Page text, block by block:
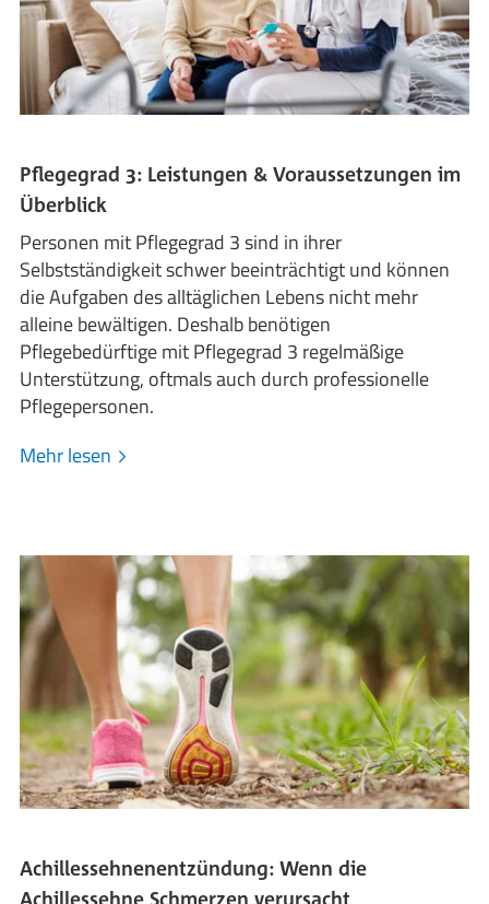
Pflegegrad 3: Leistungen & Voraussetzungen im
Überblick
Personen mit Pflegegrad 3 sind in ihrer
Selbstständigkeit schwer beeinträchtigt und können
die Aufgaben des alltäglichen Lebens nicht mehr
alleine bewältigen. Deshalb benötigen
Pflegebedürftige mit Pflegegrad 3 regelmäßige
Unterstützung, oftmals auch durch professionelle
Pflegepersonen.
Mehr lesen
Achillessehnenentzündung: Wenn die
Achillessehne Schmerzen verursacht